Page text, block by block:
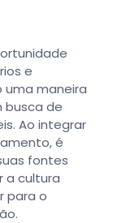
e
maneira
busca de
Ao integrar
é
fontes
a cultura
para o